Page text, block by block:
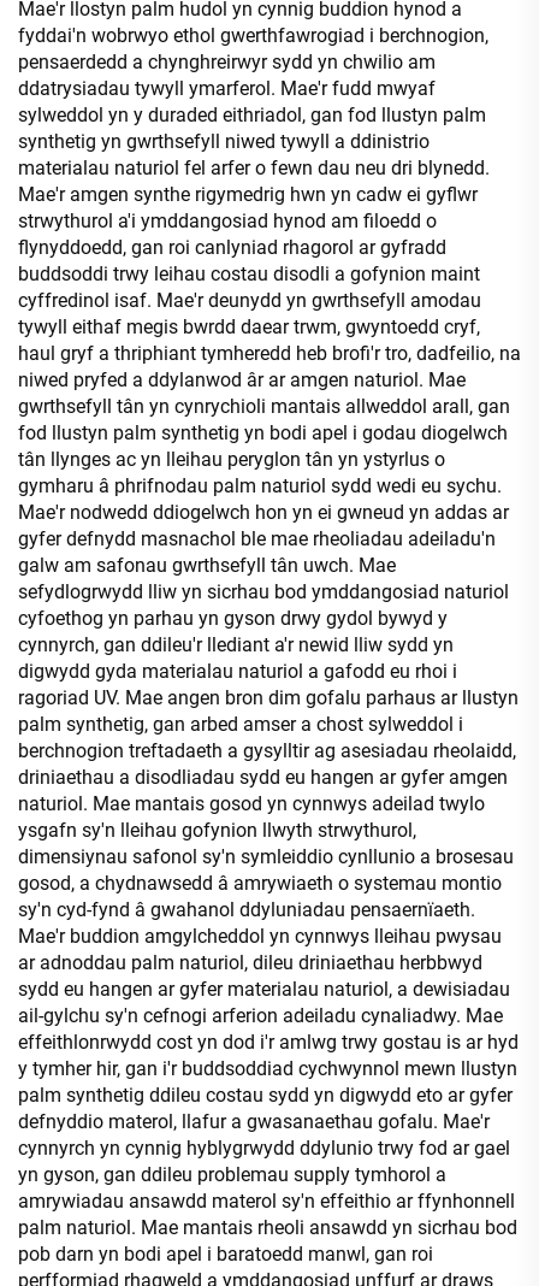
Mae'r llostyn palm hudol yn cynnig buddion hynod a
fyddai'n wobrwyo ethol gwerthfawrogiad i berchnogion,
pensaerdedd a chynghreirwyr sydd yn chwilio am
ddatrysiadau tywyll ymarferol. Mae'r fudd mwyaf
sylweddol yn y duraded eithriadol, gan fod llustyn palm
synthetig yn gwrthsefyll niwed tywyll a ddinistrio
materialau naturiol fel arfer o fewn dau neu dri blynedd.
Mae'r amgen synthe rigymedrig hwn yn cadw ei gyflwr
strwythurol a'i ymddangosiad hynod am filoedd o
flynyddoedd, gan roi canlyniad rhagorol ar gyfradd
buddsoddi trwy leihau costau disodli a gofynion maint
cyffredinol isaf. Mae'r deunydd yn gwrthsefyll amodau
tywyll eithaf megis bwrdd daear trwm, gwyntoedd cryf,
haul gryf a thriphiant tymheredd heb brofi'r tro, dadfeilio, na
niwed pryfed a ddylanwod âr ar amgen naturiol. Mae
gwrthsefyll tân yn cynrychioli mantais allweddol arall, gan
fod llustyn palm synthetig yn bodi apel i godau diogelwch
tân llynges ac yn lleihau peryglon tân yn ystyrlus o
gymharu â phrifnodau palm naturiol sydd wedi eu sychu.
Mae'r nodwedd ddiogelwch hon yn ei gwneud yn addas ar
gyfer defnydd masnachol ble mae rheoliadau adeiladu'n
galw am safonau gwrthsefyll tân uwch. Mae
sefydlogrwydd lliw yn sicrhau bod ymddangosiad naturiol
cyfoethog yn parhau yn gyson drwy gydol bywyd y
cynnyrch, gan ddileu'r llediant a'r newid lliw sydd yn
digwydd gyda materialau naturiol a gafodd eu rhoi i
ragoriad UV. Mae angen bron dim gofalu parhaus ar llustyn
palm synthetig, gan arbed amser a chost sylweddol i
berchnogion treftadaeth a gysylltir ag asesiadau rheolaidd,
driniaethau a disodliadau sydd eu hangen ar gyfer amgen
naturiol. Mae mantais gosod yn cynnwys adeilad twylo
ysgafn sy'n lleihau gofynion llwyth strwythurol,
dimensiynau safonol sy'n symleiddio cynllunio a brosesau
gosod, a chydnawsedd â amrywiaeth o systemau montio
sy'n cyd-fynd â gwahanol ddyluniadau pensaernïaeth.
Mae'r buddion amgylcheddol yn cynnwys lleihau pwysau
ar adnoddau palm naturiol, dileu driniaethau herbbwyd
sydd eu hangen ar gyfer materialau naturiol, a dewisiadau
ail-gylchu sy'n cefnogi arferion adeiladu cynaliadwy. Mae
effeithlonrwydd cost yn dod i'r amlwg trwy gostau is ar hyd
y tymher hir, gan i'r buddsoddiad cychwynnol mewn llustyn
palm synthetig ddileu costau sydd yn digwydd eto ar gyfer
defnyddio materol, llafur a gwasanaethau gofalu. Mae'r
cynnyrch yn cynnig hyblygrwydd ddylunio trwy fod ar gael
yn gyson, gan ddileu problemau supply tymhorol a
amrywiadau ansawdd materol sy'n effeithio ar ffynhonnell
palm naturiol. Mae mantais rheoli ansawdd yn sicrhau bod
pob darn yn bodi apel i baratoedd manwl, gan roi
perfformiad rhagweld a ymddangosiad unffurf ar draws